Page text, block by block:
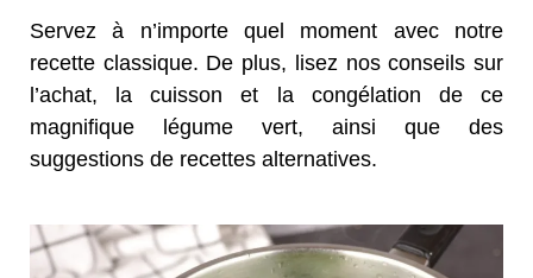
Servez à n’importe quel moment avec notre
recette classique. De plus, lisez nos conseils sur
l’achat, la cuisson et la congélation de ce
magnifique légume vert, ainsi que des
suggestions de recettes alternatives.